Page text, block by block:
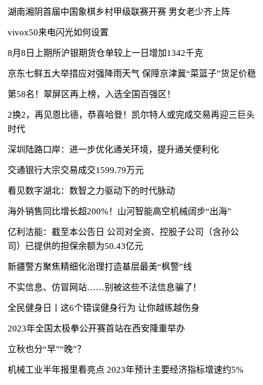
湖南湘阴首届中国象棋乡村甲级联赛开赛 男女老少齐上阵
vivox50来电闪光如何设置
8月8日上期所沪银期货仓单较上一日增加1342千克
京东七鲜五大举措应对强降雨天气 保障京津冀“菜篮子”货足价稳
第58名！翠屏区再上榜，入选全国百强区！
2换2，再见恩比德，恭喜哈登！凯尔特人或完成交易再迎三巨头
时代
深圳陆路口岸：进一步优化通关环境，提升通关便利化
交通银行大宗交易成交1599.79万元
看见数字湖北：数智之力驱动下的时代脉动
海外销售同比增长超200%！山河智能高空机械阔步“出海”
亿利洁能：截至本公告日 公司对全资、控股子公司（含孙公
司）已提供的担保余额为50.43亿元
新疆警方聚焦精细化治理打造基层最美“枫警”线
不实信息、仿冒网站……别被这些不法信息骗了！
全民健身日丨这6个错误健身行为 让你越练越伤身
2023年全国太极拳公开赛首站在西安隆重举办
立秋也分“早”“晚”？
机械工业半年报里看亮点 2023年预计主要经济指标增速约5%